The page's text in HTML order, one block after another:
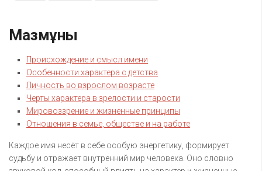
Мазмұны
Происхождение и смысл имени
Особенности характера с детства
Личность во взрослом возрасте
Черты характера в зрелости и старости
Мировоззрение и жизненные принципы
Отношения в семье, обществе и на работе
Каждое имя несёт в себе особую энергетику, формирует
судьбу и отражает внутренний мир человека. Оно словно